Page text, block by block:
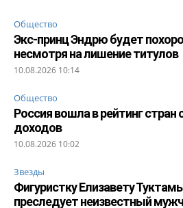
Общество
Экс-принц Эндрю будет
несмотря на лишение титулов
10.08.2026 10:14
Общество
Россия вошла в рейтинг
доходов
10.08.2026 10:02
Звезды
Фигуристку Елизавету
преследует неизвестный